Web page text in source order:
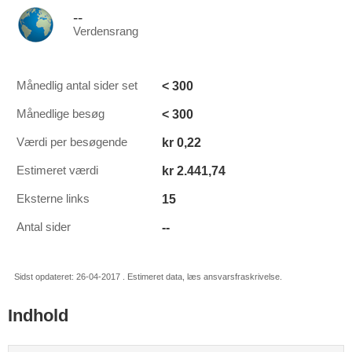
--
Verdensrang
Månedlig antal sider set < 300
Månedlige besøg < 300
Værdi per besøgende kr 0,22
Estimeret værdi kr 2.441,74
Eksterne links 15
Antal sider --
Sidst opdateret: 26-04-2017 . Estimeret data, læs ansvarsfraskrivelse.
Indhold